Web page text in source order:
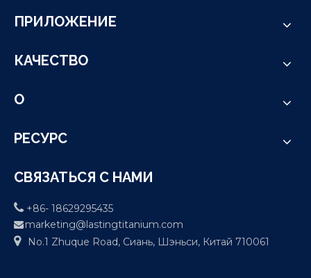
ПРИЛОЖЕНИЕ
КАЧЕСТВО
О
РЕСУРС
СВЯЗАТЬСЯ С НАМИ
 +86- 18629295435
 marketing@lastingtitanium.com

No.1 Zhuque Road, Сиань, Шэньси, Китай 710061